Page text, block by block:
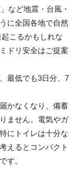
旧用品
用品
など地震・台風・
に全国各地で自然
こるかもしれな
ドリ安全はご提案
最低でも3日分、7
かなくなり、備蓄
ません。電気やガ
にトイレは十分な
えるとコンパクト
す。